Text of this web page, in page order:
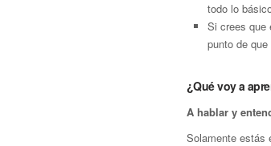
todo lo
Si crees que
punto de
¿Qué voy a
A hablar y
Solamente estás